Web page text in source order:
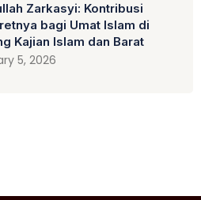
Zarkasyi: Kontribusi
bagi Umat Islam di
Kajian Islam dan Barat
5, 2026